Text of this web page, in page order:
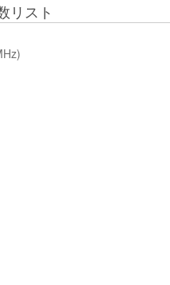
リスト